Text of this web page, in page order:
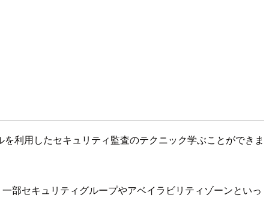
利用したセキュリティ監査のテクニック学ぶことができま
部セキュリティグループやアベイラビリティゾーンといっ